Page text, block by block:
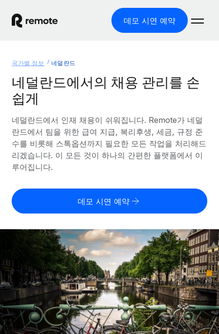
데모 시연 예약
글로벌 고용
글로벌 급여
규정을 준수하며 급여 지급을 손쉽게 처리
기록상 고용주(EOR)
법인 설립 비용 없이 전 세계로 사업을 확장
PEO
복잡한 고용 업무를 아웃소싱
인프라
Remote 통합
HR을 워크플로에 매끄럽게 통합
솔루션
글로벌 서비스 제공
국가별 정보
국가별 글로벌 채용 지원 알아보기
미국 주별 정보
Remote와 다른 솔루션 비교
다른 업체들과 비교해보기
성장 단계
스타트업
성장하는 기업을 위한 민첩한 글로벌 HR 및 급여 솔루션
중견기업
맞춤형 HR 솔루션으로 팀 확장
엔터프라이즈
리소스
도구 및 계산기
오분류 리스크 평가 도구
국가별 총 인건비 계산
글로벌 계약직을 위한 통화 옵션과 지급 소요 시간 확인
REMOTE와 함께 배우기
리서치 및 가이드
사례 연구
HR 용어집
요금
한국어
English
Nederlands
Français
Deutsch
Español
로그인
국가별 정보 네덜란드
네덜란드에서의 채용 관리를 손
쉽게
네덜란드에서 인재 채용이 쉬워집니다. Remote가 네덜
란드에서 팀을 위한 급여 지급, 복리후생, 세금, 규정 준
수를 비롯해 스톡옵션까지 필요한 모든 작업을 처리해드
리겠습니다. 이 모든 것이 하나의 간편한 플랫폼에서 이
루어집니다.
데모 시연 예약